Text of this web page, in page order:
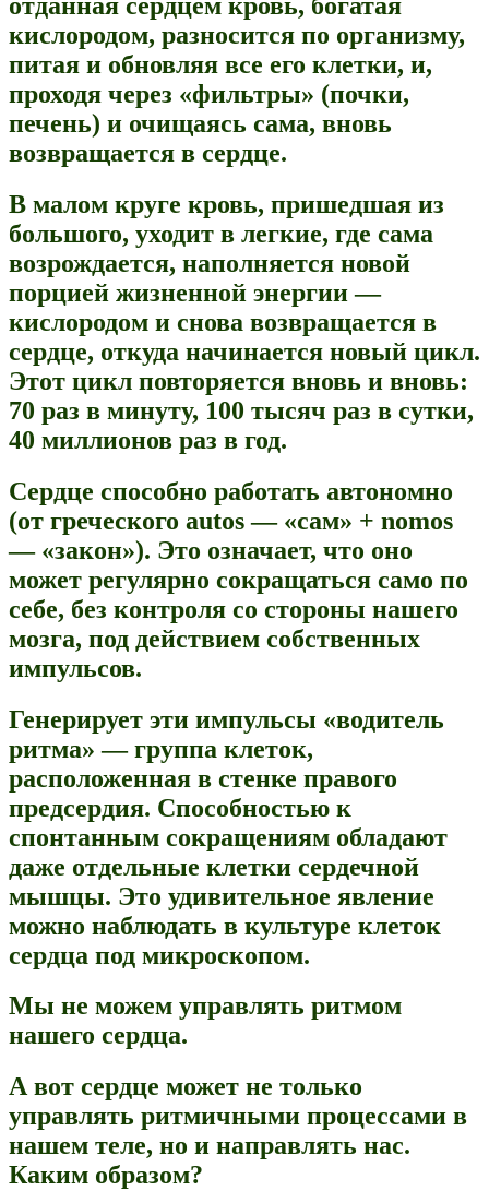
кислородом, разносится по организму,
питая и обновляя все его клетки, и,
проходя через «фильтры» (почки,
печень) и очищаясь сама, вновь
возвращается в сердце.
В малом круге кровь, пришедшая из
большого, уходит в легкие, где сама
возрождается, наполняется новой
порцией жизненной энергии —
кислородом и снова возвращается в
сердце, откуда начинается новый цикл.
Этот цикл повторяется вновь и вновь:
70 раз в минуту, 100 тысяч раз в сутки,
40 миллионов раз в год.
Сердце способно работать автономно
(от греческого autos — «сам» + nomos
— «закон»). Это означает, что оно
может регулярно сокращаться само по
себе, без контроля со стороны нашего
мозга, под действием собственных
импульсов.
Генерирует эти импульсы «водитель
ритма» — группа клеток,
расположенная в стенке правого
предсердия. Способностью к
спонтанным сокращениям обладают
даже отдельные клетки сердечной
мышцы. Это удивительное явление
можно наблюдать в культуре клеток
сердца под микроскопом.
Мы не можем управлять ритмом
нашего сердца.
А вот сердце может не только
управлять ритмичными процессами в
нашем теле, но и направлять нас.
Каким образом?